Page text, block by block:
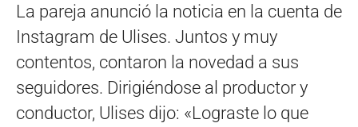
La pareja anunció la noticia en la cuenta de
Instagram de Ulises. Juntos y muy
contentos, contaron la novedad a sus
seguidores. Dirigiéndose al productor y
conductor, Ulises dijo: «Lograste lo que